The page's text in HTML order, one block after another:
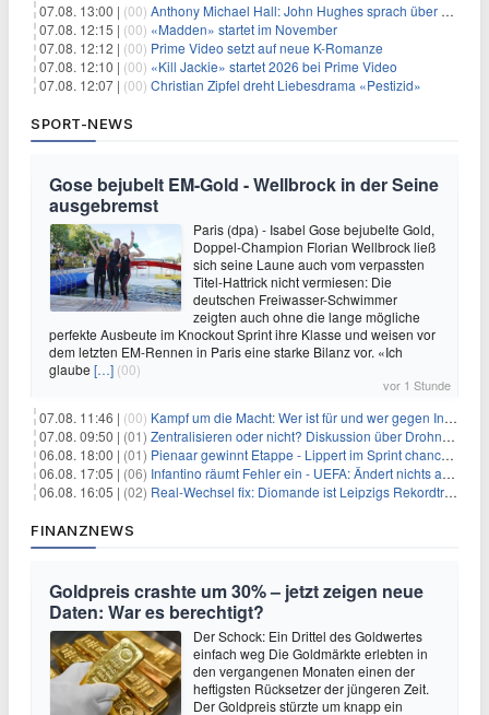
07.08. 13:00 | (00) Anthony Michael Hall: John Hughes sprach über eine Fortsetzung von 'The Breakfast Club'
07.08. 12:15 | (00) «Madden» startet im November
07.08. 12:12 | (00) Prime Video setzt auf neue K-Romanze
07.08. 12:10 | (00) «Kill Jackie» startet 2026 bei Prime Video
07.08. 12:07 | (00) Christian Zipfel dreht Liebesdrama «Pestizid»
SPORT-NEWS
Gose bejubelt EM-Gold - Wellbrock in der Seine
ausgebremst
Paris (dpa) - Isabel Gose bejubelte Gold,
Doppel-Champion Florian Wellbrock ließ
sich seine Laune auch vom verpassten
Titel-Hattrick nicht vermiesen: Die
deutschen Freiwasser-Schwimmer
zeigten auch ohne die lange mögliche
perfekte Ausbeute im Knockout Sprint ihre Klasse und weisen vor
dem letzten EM-Rennen in Paris eine starke Bilanz vor. «Ich
glaube […] (00)
vor 1 Stunde
07.08. 11:46 | (00) Kampf um die Macht: Wer ist für und wer gegen Infantino?
07.08. 09:50 | (01) Zentralisieren oder nicht? Diskussion über Drohnenabwehr
06.08. 18:00 | (01) Pienaar gewinnt Etappe - Lippert im Sprint chancenlos
06.08. 17:05 | (06) Infantino räumt Fehler ein - UEFA: Ändert nichts an Boykott
06.08. 16:05 | (02) Real-Wechsel fix: Diomande ist Leipzigs Rekordtransfer
FINANZNEWS
Goldpreis crashte um 30% – jetzt zeigen neue
Daten: War es berechtigt?
Der Schock: Ein Drittel des Goldwertes
einfach weg Die Goldmärkte erlebten in
den vergangenen Monaten einen der
heftigsten Rücksetzer der jüngeren Zeit.
Der Goldpreis stürzte um knapp ein